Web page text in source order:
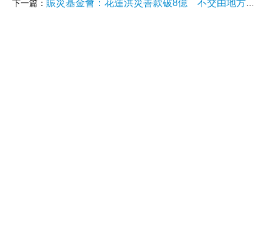
下一篇： 賑災基金會：花蓮洪災善款破8億 不交由地方應用